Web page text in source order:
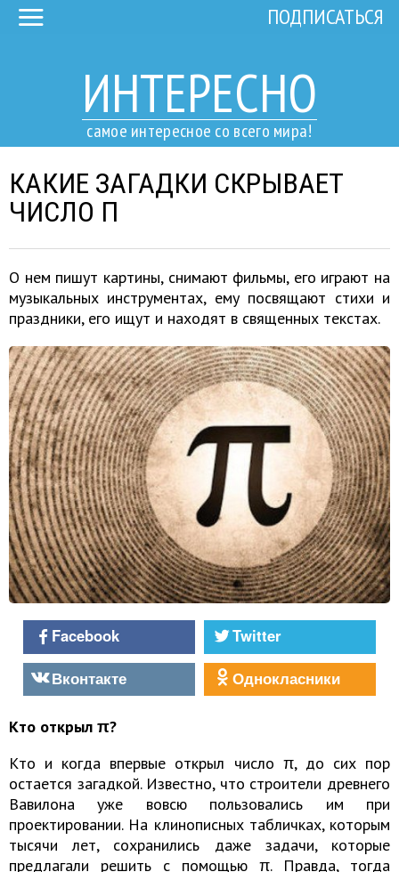
ИНТЕРЕСНО
самое интересное со всего мира!
ПОДПИСАТЬСЯ
КАКИЕ ЗАГАДКИ СКРЫВАЕТ
ЧИСЛО Π
О нем пишут картины, снимают фильмы, его играют на
музыкальных инструментах, ему посвящают стихи и
праздники, его ищут и находят в священных текстах.
Facebook
Twitter
Вконтакте
Однокласники
Кто открыл π?
Кто и когда впервые открыл число π, до сих пор
остается загадкой. Известно, что строители древнего
Вавилона уже вовсю пользовались им при
проектировании. На клинописных табличках, которым
тысячи лет, сохранились даже задачи, которые
предлагали решить с помощью π. Правда, тогда